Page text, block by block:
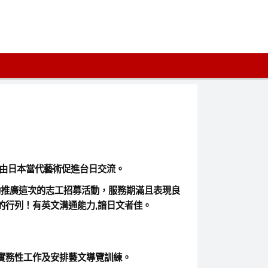
日本當代藝術促進台日交流。
廣這次的志工招募活動，服務期滿且表現良
列！有英文溝通能力,諳日文者佳。
性工作及安排藝文導覽訓練。